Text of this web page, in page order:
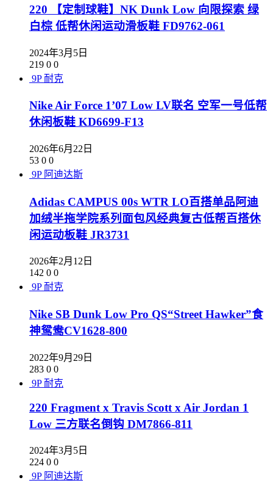
220 【定制球鞋】NK Dunk Low 向限探索 绿
白棕 低帮休闲运动滑板鞋 FD9762-061
2024年3月5日
219 0 0
9P 耐克
Nike Air Force 1’07 Low LV联名 空军一号低帮
休闲板鞋 KD6699-F13
2026年6月22日
53 0 0
9P 阿迪达斯
Adidas CAMPUS 00s WTR LO百搭单品阿迪
加绒半拖学院系列面包风经典复古低帮百搭休
闲运动板鞋 JR3731
2026年2月12日
142 0 0
9P 耐克
Nike SB Dunk Low Pro QS“Street Hawker”食
神鸳鸯CV1628-800
2022年9月29日
283 0 0
9P 耐克
220 Fragment x Travis Scott x Air Jordan 1
Low 三方联名倒钩 DM7866-811
2024年3月5日
224 0 0
9P 阿迪达斯